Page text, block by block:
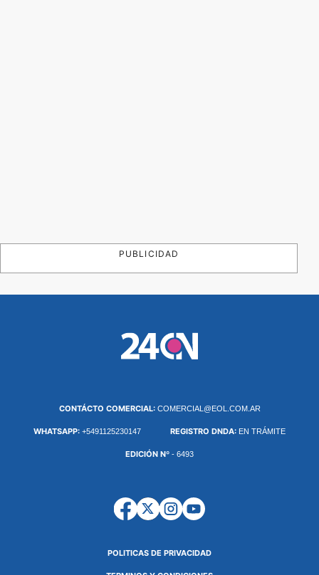
PUBLICIDAD
CONTÁCTO COMERCIAL: COMERCIAL@EOL.COM.AR
WHATSAPP: +5491125230147 REGISTRO DNDA: EN TRÁMITE
EDICIÓN Nº - 6493
POLITICAS DE PRIVACIDAD